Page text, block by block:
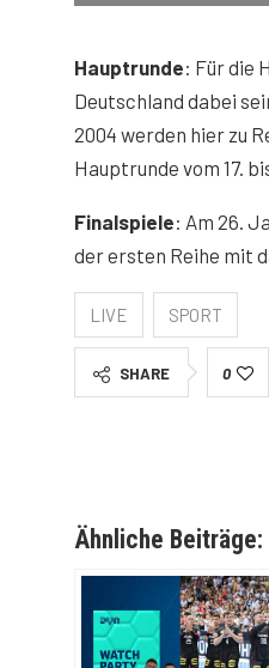
Hauptrunde: Für die
Deutschland dabei
2004 werden hier zu
Hauptrunde vom 17.
Finalspiele: Am 26.
der ersten Reihe mit
LIVE SPORT
SHARE 0
Ähnliche Beiträge: